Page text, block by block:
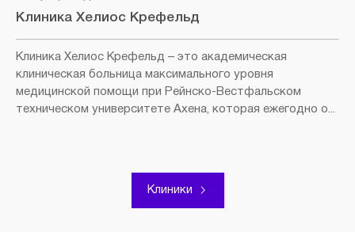
Клиника Хелиос Крефельд
Клиника Хелиос Крефельд – это академическая
клиническая больница максимального уровня
медицинской помощи при Рейнско-Вестфальском
техническом университете Ахена, которая ежегодно о...
Клиники